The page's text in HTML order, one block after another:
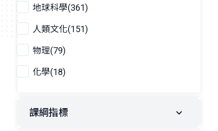
地球科學(361)
人類文化(151)
物理(79)
化學(18)
課綱指標